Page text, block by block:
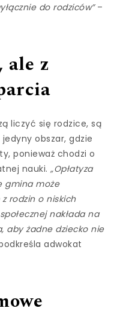
do rodziców” –
ale z
liczyć się rodzice, są
obszar, gdzie
ponieważ chodzi o
nauki. „Opłatyza
gmina może
rodzin o niskich
nakłada na
aby żadne dziecko nie
adwokat